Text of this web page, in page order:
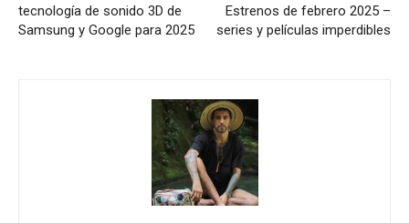
tecnología de sonido 3D de
Samsung y Google para 2025
Estrenos de febrero 2025 –
series y películas imperdibles